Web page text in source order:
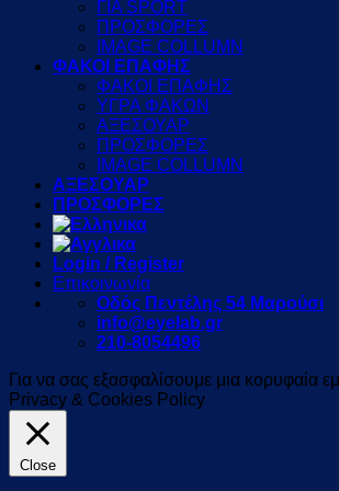
ΓΙΑ SPORT
ΠΡΟΣΦΟΡΕΣ
IMAGE COLLUMN
ΦΑΚΟΙ ΕΠΑΦΗΣ
ΦΑΚΟΙ ΕΠΑΦΗΣ
ΥΓΡΑ ΦΑΚΩΝ
ΑΞΕΣΟΥΑΡ
ΠΡΟΣΦΟΡΕΣ
IMAGE COLLUMN
ΑΞΕΣΟΥΑΡ
ΠΡΟΣΦΟΡΕΣ
Login / Register
Επικοινωνία
Οδός Πεντέλης 54 Μαρούσι
info@eyelab.gr
210-8054496
Για να σας εξασφαλίσουμε μια κορυφαία
Privacy & Cookies Policy
Close